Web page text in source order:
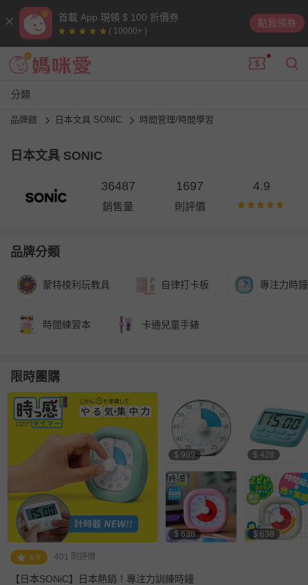
首載 App 現領 $ 100 折價券
( 10000+ )
點我領券
分類
品牌館 日本文具 SONIC 時間管理/時間學習
日本文具 SONIC
36487
銷售量
1697
則評價
4.9
品牌分類
蒙特梭利玩教具 自律打卡板 專注力時鐘
時間練習本 卡通兒童手錶
限時團購
$ 999
$ 638
$ 428
$ 638
4.9 401 則評價
【日本SONiC】日本熱銷！專注力訓練時鐘